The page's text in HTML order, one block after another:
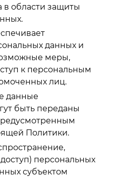
в области защиты
данных и
меры,
к персональным
лиц.
данные
быть переданы
Политики.
персональных
субъектом